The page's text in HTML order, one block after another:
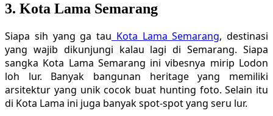
3. Kota Lama Semarang
Siapa sih yang ga tau Kota Lama Semarang, destinasi
yang wajib dikunjungi kalau lagi di Semarang. Siapa
sangka Kota Lama Semarang ini vibesnya mirip Lodon
loh lur. Banyak bangunan heritage yang memiliki
arsitektur yang unik cocok buat hunting foto. Selain itu
di Kota Lama ini juga banyak spot-spot yang seru lur.